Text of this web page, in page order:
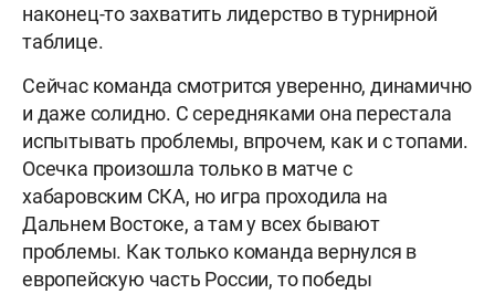
наконец-то захватить лидерство в турнирной
таблице.
Сейчас команда смотрится уверенно, динамично
и даже солидно. С середняками она перестала
испытывать проблемы, впрочем, как и с топами.
Осечка произошла только в матче с
хабаровским СКА, но игра проходила на
Дальнем Востоке, а там у всех бывают
проблемы. Как только команда вернулся в
европейскую часть России, то победы